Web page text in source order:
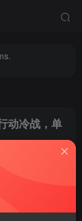
动冷战，单